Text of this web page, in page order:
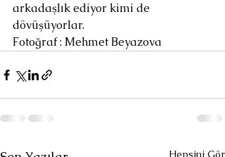
arkadaşlık ediyor kimi de
dövüşüyorlar.
Fotoğraf : Mehmet Beyazova
Hepsini Gör